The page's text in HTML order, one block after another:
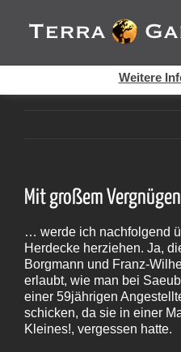
Inhalt
springen
Mit großem
… werde ich nachfolgend
Herdecke herziehen. Ja,
Borgmann und Franz-
erlaubt, wie man bei
einer 59jährigen
schicken, da sie in einer
Kleines!, vergessen hatte.
Cookies helfen auf auf
Dienste. Durch die Nutzung
Weitere